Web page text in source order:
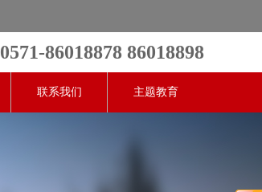
0571-86018878 86018898
联系我们 主题教育